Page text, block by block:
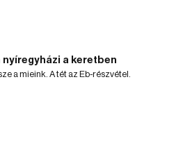
a keretben
a mieink. A tét az Eb-részvétel.